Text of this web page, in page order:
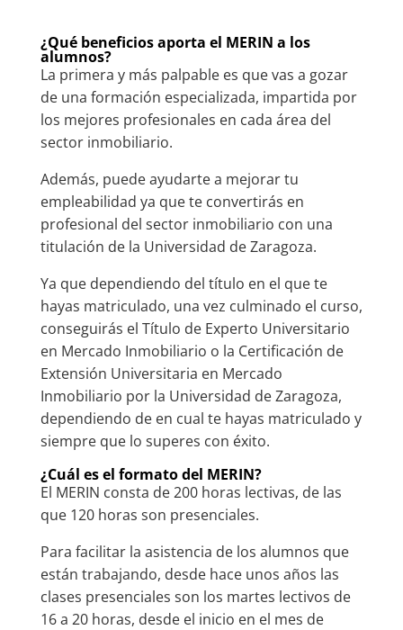
¿Qué beneficios aporta el MERIN a los
alumnos?
La primera y más palpable es que vas a gozar
de una formación especializada, impartida por
los mejores profesionales en cada área del
sector inmobiliario.
Además, puede ayudarte a mejorar tu
empleabilidad ya que te convertirás en
profesional del sector inmobiliario con una
titulación de la Universidad de Zaragoza.
Ya que dependiendo del título en el que te
hayas matriculado, una vez culminado el curso,
conseguirás el Título de Experto Universitario
en Mercado Inmobiliario o la Certificación de
Extensión Universitaria en Mercado
Inmobiliario por la Universidad de Zaragoza,
dependiendo de en cual te hayas matriculado y
siempre que lo superes con éxito.
¿Cuál es el formato del MERIN?
El MERIN consta de 200 horas lectivas, de las
que 120 horas son presenciales.
Para facilitar la asistencia de los alumnos que
están trabajando, desde hace unos años las
clases presenciales son los martes lectivos de
16 a 20 horas, desde el inicio en el mes de